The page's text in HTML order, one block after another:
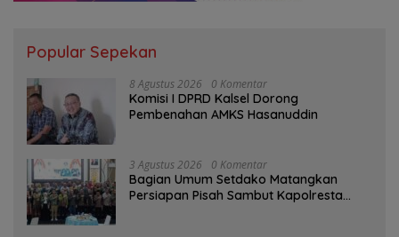
Popular Sepekan
8 Agustus 2026 0 Komentar
Komisi I DPRD Kalsel Dorong
Pembenahan AMKS Hasanuddin
3 Agustus 2026 0 Komentar
Bagian Umum Setdako Matangkan
Persiapan Pisah Sambut Kapolresta